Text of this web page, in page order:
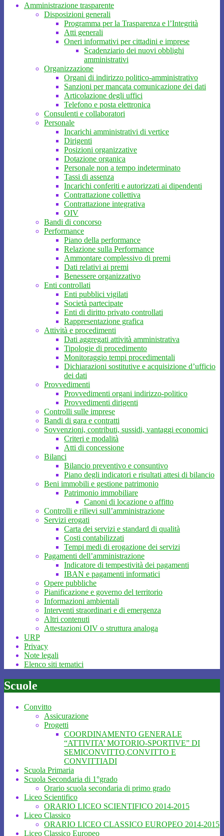
Amministrazione trasparente
Disposizioni generali
Programma per la Trasparenza e l’Integrità
Atti generali
Oneri informativi per cittadini e imprese
Scadenziario dei nuovi obblighi
amministrativi
Organizzazione
Organi di indirizzo politico-amministrativo
Sanzioni per mancata comunicazione dei dati
Articolazione degli uffici
Telefono e posta elettronica
Consulenti e collaboratori
Personale
Incarichi amministrativi di vertice
Dirigenti
Posizioni organizzative
Dotazione organica
Personale non a tempo indeterminato
Tassi di assenza
Incarichi conferiti e autorizzati ai dipendenti
Contrattazione collettiva
Contrattazione integrativa
OIV
Bandi di concorso
Performance
Piano della performance
Relazione sulla Performance
Ammontare complessivo di premi
Dati relativi ai premi
Benessere organizzativo
Enti controllati
Enti pubblici vigilati
Società partecipate
Enti di diritto privato controllati
Rappresentazione grafica
Attività e procedimenti
Dati aggregati attività amministrativa
Tipologie di procedimento
Monitoraggio tempi procedimentali
Dichiarazioni sostitutive e acquisizione d’ufficio
dei dati
Provvedimenti
Provvedimenti organi indirizzo-politico
Provvedimenti dirigenti
Controlli sulle imprese
Bandi di gara e contratti
Sovvenzioni, contributi, sussidi, vantaggi economici
Criteri e modalità
Atti di concessione
Bilanci
Bilancio preventivo e consuntivo
Piano degli indicatori e risultati attesi di bilancio
Beni immobili e gestione patrimonio
Patrimonio immobiliare
Canoni di locazione o affitto
Controlli e rilievi sull’amministrazione
Servizi erogati
Carta dei servizi e standard di qualità
Costi contabilizzati
Tempi medi di erogazione dei servizi
Pagamenti dell’amministrazione
Indicatore di tempestività dei pagamenti
IBAN e pagamenti informatici
Opere pubbliche
Pianificazione e governo del territorio
Informazioni ambientali
Interventi straordinari e di emergenza
Altri contenuti
Attestazioni OIV o struttura analoga
URP
Privacy
Note legali
Elenco siti tematici
Scuole
Convitto
Assicurazione
Progetti
COORDINAMENTO GENERALE
“ATTIVITA’ MOTORIO-SPORTIVE” DI
SEMICONVITTO,CONVITTO E
CONVITTIADI
Scuola Primaria
Scuola Secondaria di 1°grado
Orario scuola secondaria di primo grado
Liceo Scientifico
ORARIO LICEO SCIENTIFICO 2014-2015
Liceo Classico
ORARIO LICEO CLASSICO EUROPEO 2014-2015
Liceo Classico Europeo